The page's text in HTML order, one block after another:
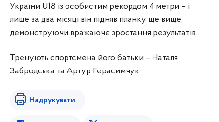
України U18 із особистим рекордом 4 метри – і
лише за два місяці він підняв планку ще вище,
демонструючи вражаюче зростання результатів.
Тренують спортсмена його батьки – Наталя
Забродська та Артур Герасимчук.
Надрукувати